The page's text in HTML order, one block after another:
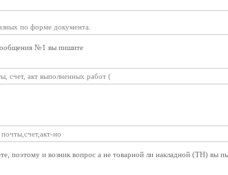
по форме документа.
№1 вы пишите
счет, акт выполненных работ (
но
поэтому и возник вопрос а не товарной ли накладной (ТН) вы